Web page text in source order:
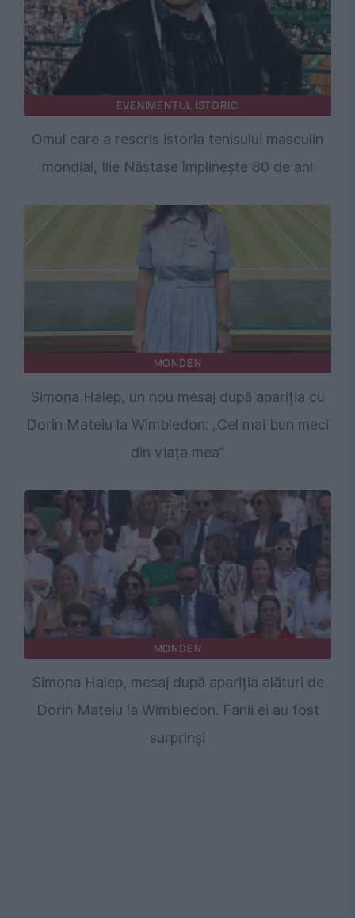
EVENIMENTUL ISTORIC
Omul care a rescris istoria tenisului masculin
mondial, Ilie Năstase împlinește 80 de ani
MONDEN
Simona Halep, un nou mesaj după apariția cu
Dorin Mateiu la Wimbledon: „Cel mai bun meci
din viața mea”
MONDEN
Simona Halep, mesaj după apariția alături de
Dorin Mateiu la Wimbledon. Fanii ei au fost
surprinși